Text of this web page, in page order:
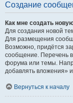
Создание
Как мне создать
Для создания новой
Для размещения
Возможно, придётся
сообщение. Перечень
форума или темы.
добавлять вложения»
Вернуться к началу